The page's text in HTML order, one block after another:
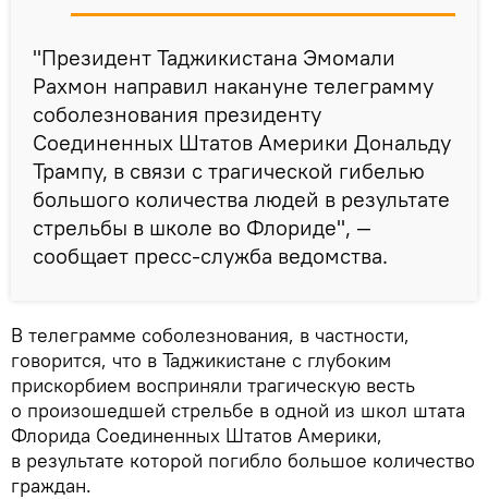
"Президент Таджикистана Эмомали
Рахмон направил накануне телеграмму
соболезнования президенту
Соединенных Штатов Америки Дональду
Трампу, в связи с трагической гибелью
большого количества людей в результате
стрельбы в школе во Флориде", —
сообщает пресс-служба ведомства.
В телеграмме соболезнования, в частности,
говорится, что в Таджикистане с глубоким
прискорбием восприняли трагическую весть
о произошедшей стрельбе в одной из школ штата
Флорида Соединенных Штатов Америки,
в результате которой погибло большое количество
граждан.